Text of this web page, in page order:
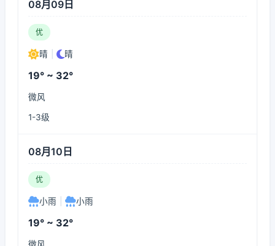
08月09日
优
晴 晴
19° ~ 32°
微风
1-3级
08月10日
优
小雨 小雨
19° ~ 32°